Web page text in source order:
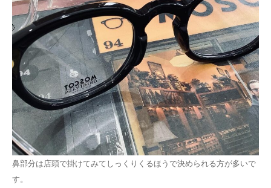
鼻部分は店頭で掛けてみてしっくりくるほうで決められる方が多いで
す。